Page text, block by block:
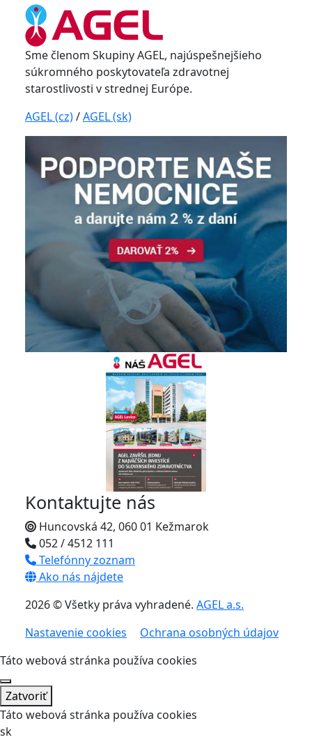
Sme členom Skupiny AGEL, najúspešnejšieho
súkromného poskytovateľa zdravotnej
starostlivosti v strednej Európe.
AGEL (cz)/AGEL (sk)
Kontaktujte nás
Huncovská 42, 060 01 Kežmarok
052 / 4512 111
Telefónny zoznam
Ako nás nájdete
2026 © Všetky práva vyhradené. AGEL a.s.
Nastavenie cookies
Ochrana osobných údajov
Táto webová stránka používa cookies
Zatvoriť
Táto webová stránka používa cookies
sk